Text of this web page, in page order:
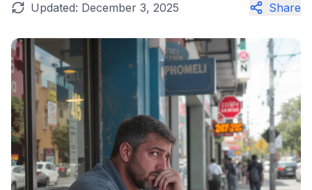
Updated: December 3, 2025 Share